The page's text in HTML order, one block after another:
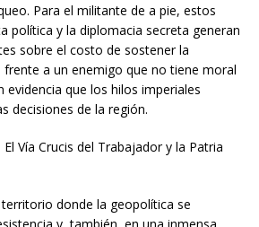
Para el militante de a pie, estos
política y la diplomacia secreta generan
sobre el costo de sostener la
a un enemigo que no tiene moral
evidencia que los hilos imperiales
decisiones de la región.
El Vía Crucis del Trabajador y la Patria
donde la geopolítica se